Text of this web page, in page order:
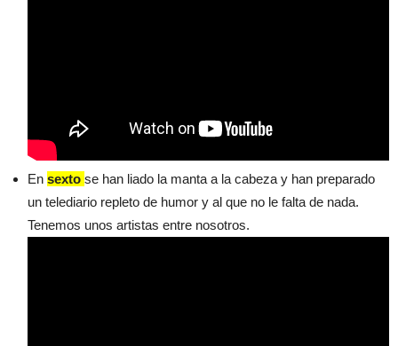
En sexto se han liado la manta a la cabeza y han preparado
un telediario repleto de humor y al que no le falta de nada.
Tenemos unos artistas entre nosotros.